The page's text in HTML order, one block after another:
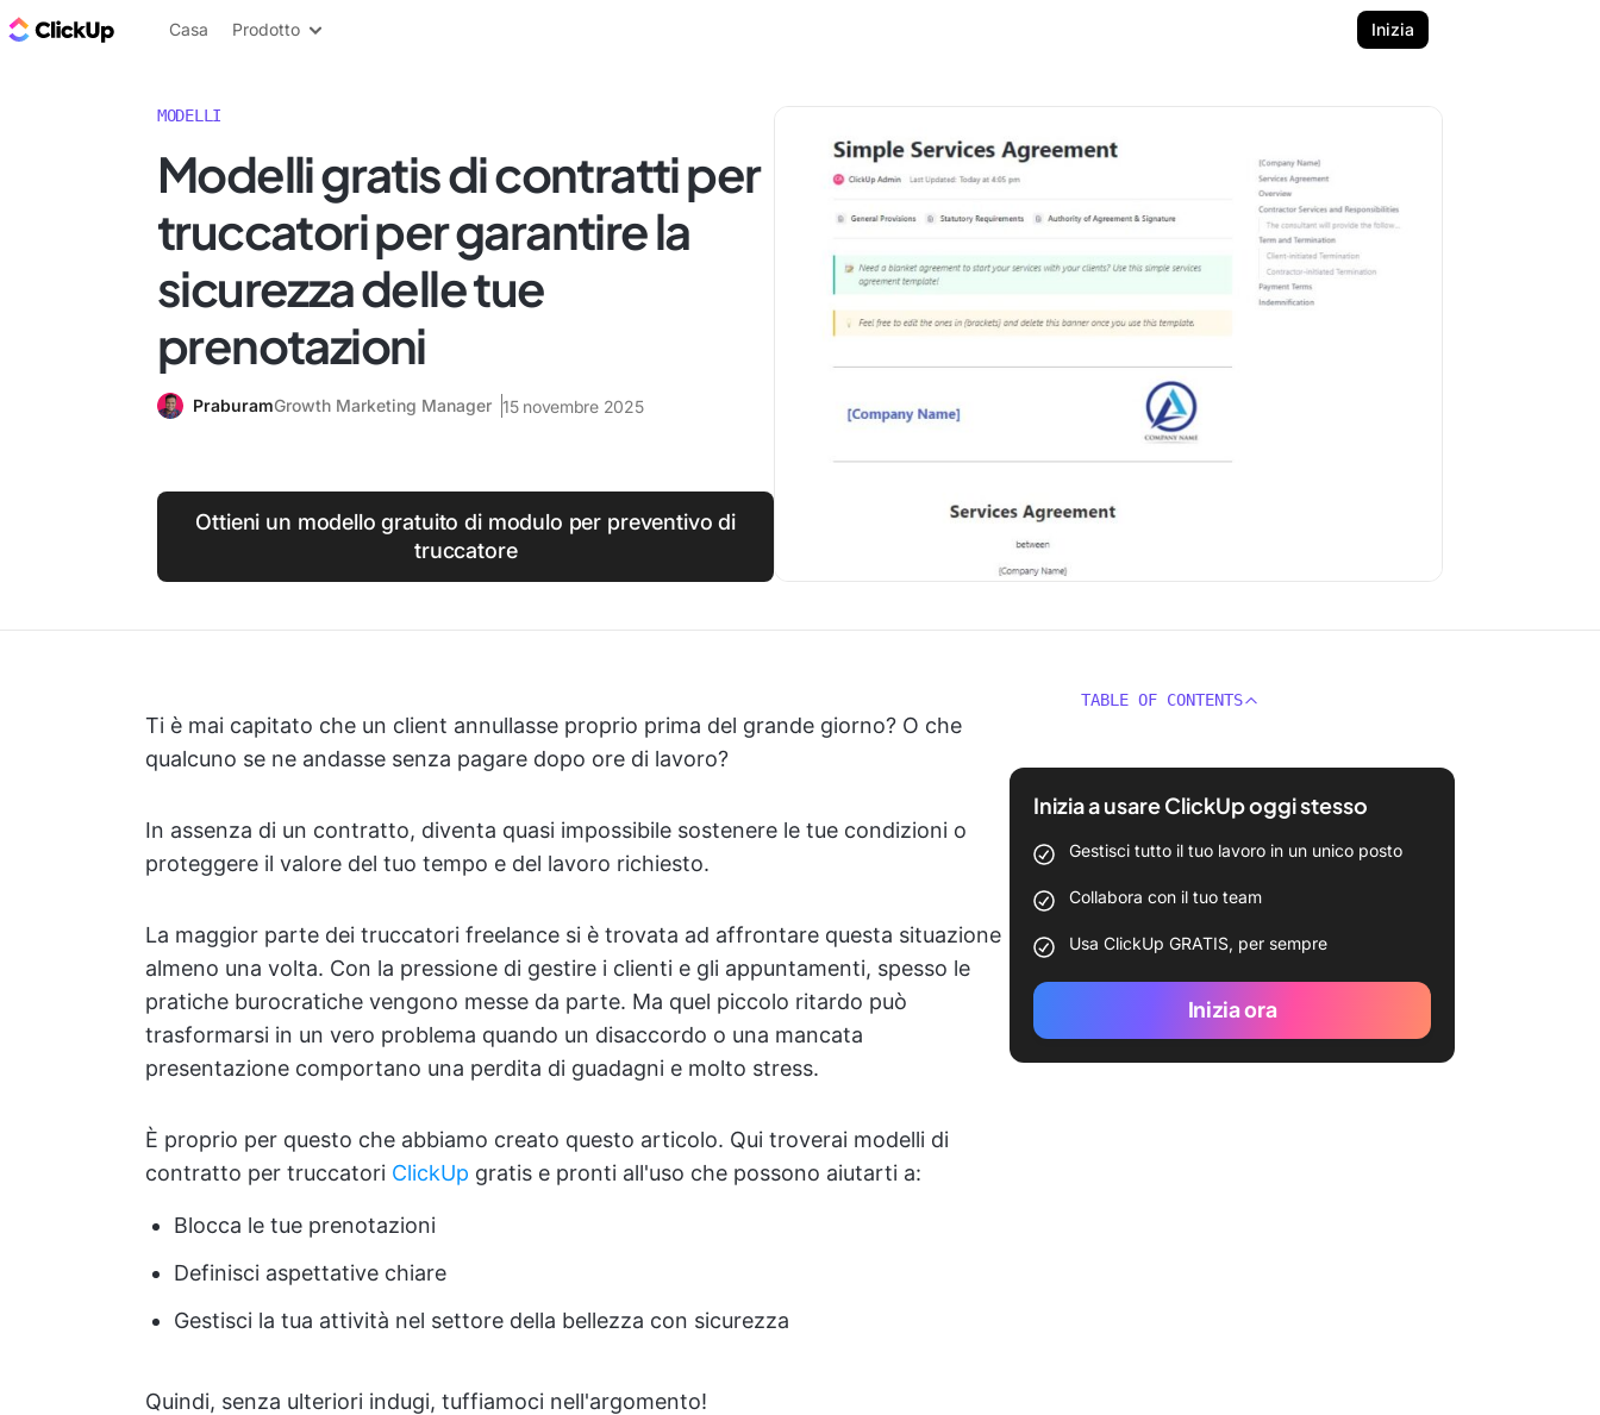
Blog di ClickUp
Casa Prodotto Inizia
MODELLI
Modelli gratis di contratti per
truccatori per garantire la
sicurezza delle tue
prenotazioni
PraburamGrowth Marketing Manager 15 novembre 2025
Ottieni un modello gratuito di modulo per preventivo di
truccatore
Ti è mai capitato che un client annullasse proprio prima del grande giorno? O che
qualcuno se ne andasse senza pagare dopo ore di lavoro?
In assenza di un contratto, diventa quasi impossibile sostenere le tue condizioni o
proteggere il valore del tuo tempo e del lavoro richiesto.
La maggior parte dei truccatori freelance si è trovata ad affrontare questa situazione
almeno una volta. Con la pressione di gestire i clienti e gli appuntamenti, spesso le
pratiche burocratiche vengono messe da parte. Ma quel piccolo ritardo può
trasformarsi in un vero problema quando un disaccordo o una mancata
presentazione comportano una perdita di guadagni e molto stress.
È proprio per questo che abbiamo creato questo articolo. Qui troverai modelli di
contratto per truccatori ClickUp gratis e pronti all'uso che possono aiutarti a:
Blocca le tue prenotazioni
Definisci aspettative chiare
Gestisci la tua attività nel settore della bellezza con sicurezza
Quindi, senza ulteriori indugi, tuffiamoci nell'argomento!
TABLE OF CONTENTS
Inizia a usare ClickUp oggi stesso
Gestisci tutto il tuo lavoro in un unico posto
Collabora con il tuo team
Usa ClickUp GRATIS, per sempre
Inizia ora